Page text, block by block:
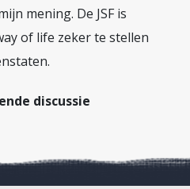
mening. De JSF is
of life zeker te stellen
discussie